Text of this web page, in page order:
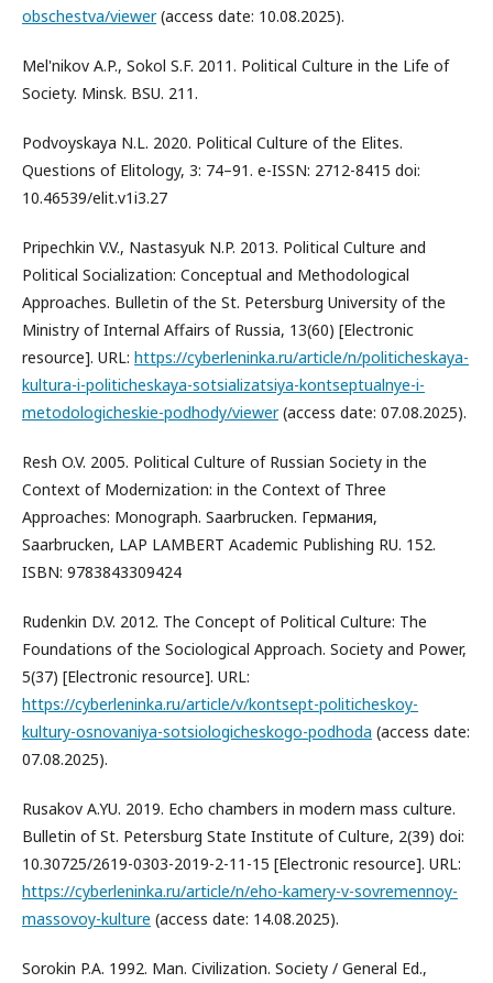
obschestva/viewer(access date: 10.08.2025).
Mel'nikov A.P., Sokol S.F. 2011. Political Culture in the Life of
Society. Minsk. BSU. 211.
Podvoyskaya N.L. 2020. Political Culture of the Elites.
Questions of Elitology, 3: 74–91. e-ISSN: 2712-8415 doi:
10.46539/elit.v1i3.27
Pripechkin V.V., Nastasyuk N.P. 2013. Political Culture and
Political Socialization: Conceptual and Methodological
Approaches. Bulletin of the St. Petersburg University of the
Ministry of Internal Affairs of Russia, 13(60) [Electronic
resource]. URL: https://cyberleninka.ru/article/n/politicheskaya-
kultura-i-politicheskaya-sotsializatsiya-kontseptualnye-i-
metodologicheskie-podhody/viewer(access date: 07.08.2025).
Resh O.V. 2005. Political Culture of Russian Society in the
Context of Modernization: in the Context of Three
Approaches: Monograph. Saarbrucken. Германия,
Saarbrucken, LAP LAMBERT Academic Publishing RU. 152.
ISBN: 9783843309424
Rudenkin D.V. 2012. The Concept of Political Culture: The
Foundations of the Sociological Approach. Society and Power,
5(37) [Electronic resource]. URL:
https://cyberleninka.ru/article/v/kontsept-politicheskoy-
kultury-osnovaniya-sotsiologicheskogo-podhoda (access date:
07.08.2025).
Rusakov A.YU. 2019. Echo chambers in modern mass culture.
Bulletin of St. Petersburg State Institute of Culture, 2(39) doi:
10.30725/2619-0303-2019-2-11-15 [Electronic resource]. URL:
https://cyberleninka.ru/article/n/eho-kamery-v-sovremennoy-
massovoy-kulture (access date: 14.08.2025).
Sorokin P.A. 1992. Man. Civilization. Society / General Ed.,